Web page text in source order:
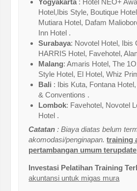
Hotel,Ibis Style, Boutique
Mutiara Hotel, Dafam
Inn Hotel .
Surabaya: Novotel Hotel, Ibis
HARRIS Hotel, Favehotel,
Malang: Amaris Hotel, The
Style Hotel, El Hotel, Whiz
Bali : Ibis Kuta, Fontana
& Conventions .
Lombok: Favehotel, Novotel
Hotel .
Catatan: Biaya diatas belum
akomodasi/penginapan.training
pertambangan umum terupdate
Investasi Pelatihan Training
akuntansi untuk migas mura